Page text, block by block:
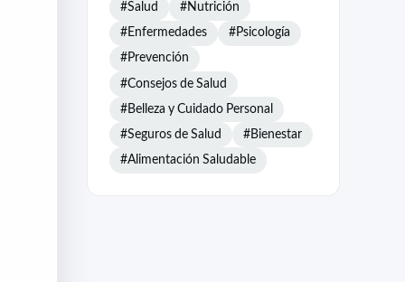
#Salud #Nutrición
#Enfermedades #Psicología
#Prevención
#Consejos de Salud
#Belleza y Cuidado Personal
#Seguros de Salud #Bienestar
#Alimentación Saludable